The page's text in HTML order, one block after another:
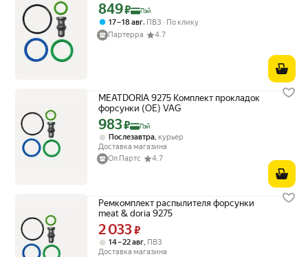
Цена с картой Яндекс Пэй 849 ₽ вместо
849₽ Пэй
17 – 18 авг, ПВЗ
По клику
Партерра
4.7
MEATDORIA 9275 Комплект прокладок
форсунки (OE) VAG
Цена с картой Яндекс Пэй 983 ₽ вместо
983₽ Пэй
Послезавтра, курьер
Доставка магазина
Ол Партс
4.7
Ремкомплект распылителя форсунки
meat & doria 9275
Цена 2033 ₽ вместо
2 033₽
14 – 22 авг ПВЗ
Доставка магазина